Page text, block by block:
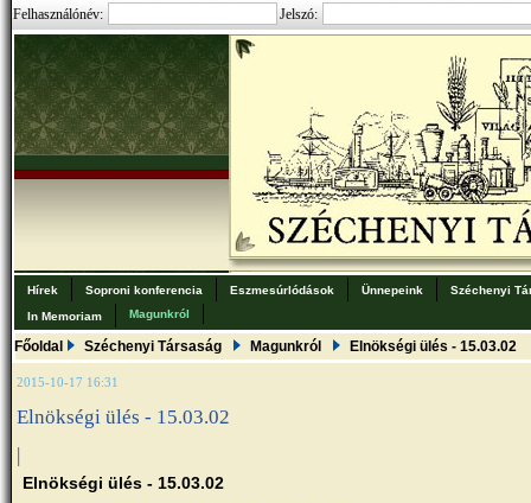
Felhasználónév: Jelszó:
Hírek Soproni konferencia Eszmesúrlódások Ünnepeink
Széchenyi
In Memoriam
Magunkról
Főoldal Széchenyi Társaság Magunkról Elnökségi ülés - 15.03.02
2015-10-17 16:31
Elnökségi ülés - 15.03.02
|
Elnökségi ülés - 15.03.02